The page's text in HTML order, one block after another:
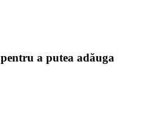
pentru a putea adăuga